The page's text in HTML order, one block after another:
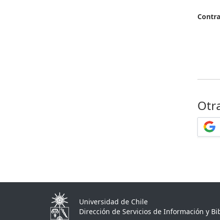
Universidad de Chile
Dirección de Servicios de Información y